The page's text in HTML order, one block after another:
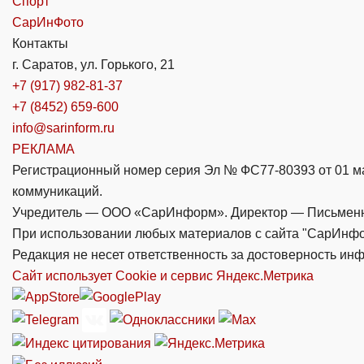
СарИнФото
Контакты
г. Саратов, ул. Горького, 21
+7 (917) 982-81-37
+7 (8452) 659-600
info@sarinform.ru
РЕКЛАМА
Регистрационный номер серия Эл № ФС77-80393 от 01
коммуникаций.
Учредитель — ООО «СарИнформ». Директор —
При использовании любых материалов с сайта
Редакция не несет ответственность за достоверность
Сайт использует Cookie и сервиc Яндекс.Метрика